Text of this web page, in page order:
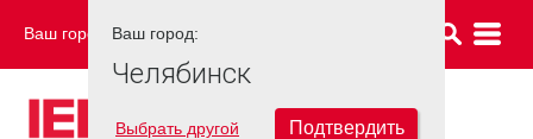
Ваш город: ЧЕЛЯБИНСК
Ваш город:
Челябинск
Выбрать другой Подтвердить